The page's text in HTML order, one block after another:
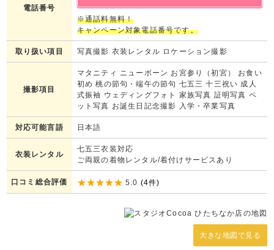
電話番号
※通話料無料！
キャンペーン対象電話番号です。
取り扱い項目 写真撮影 衣装レンタル ロケーション撮影
撮影項目
マタニティ ニューボーン お宮参り（初宮） お食い
初め 桃の節句・端午の節句 七五三 十三祝い 成人
式振袖 ウェディングフォト 家族写真 証明写真 ペ
ット写真 お誕生日記念撮影 入学・卒業写真
対応可能言語 日本語
衣装レンタル
七五三衣装対応
ご両親の着物レンタル/着付けサービスあり
口コミ総合評価 5.0 (4件)
大きな地図で見る